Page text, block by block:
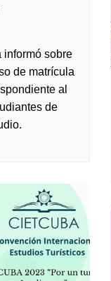
informó sobre
de matrícula
al
de